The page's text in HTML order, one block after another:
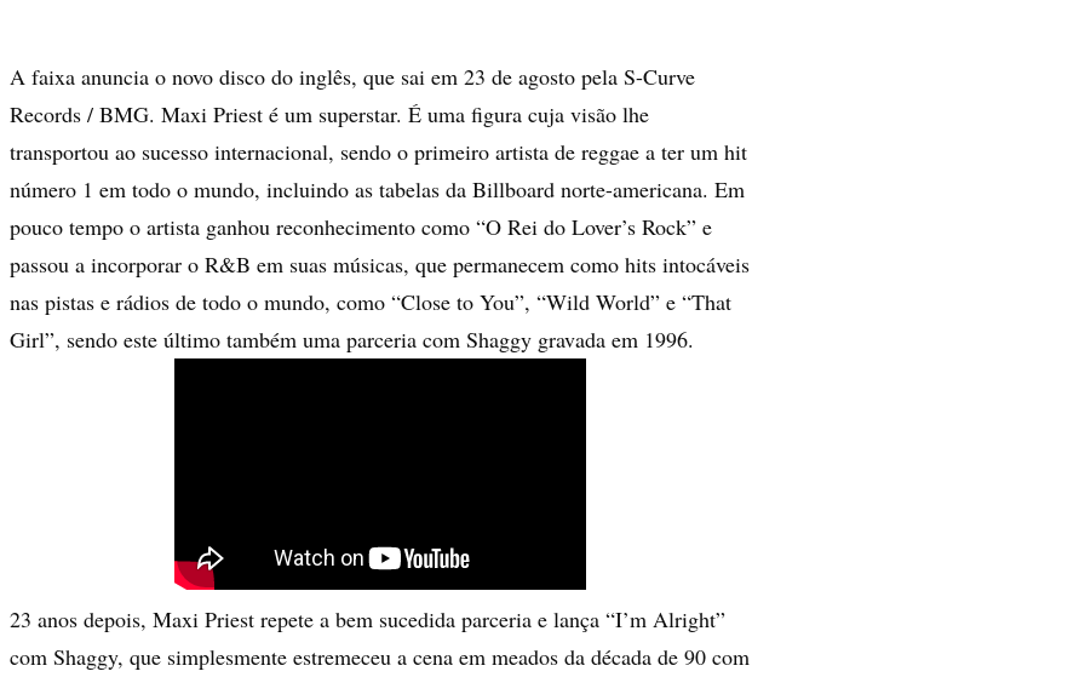
A faixa anuncia o novo disco do inglês, que sai em 23 de agosto pela S-Curve
Records / BMG. Maxi Priest é um superstar. É uma figura cuja visão lhe
transportou ao sucesso internacional, sendo o primeiro artista de reggae a ter um hit
número 1 em todo o mundo, incluindo as tabelas da Billboard norte-americana. Em
pouco tempo o artista ganhou reconhecimento como “O Rei do Lover’s Rock” e
passou a incorporar o R&B em suas músicas, que permanecem como hits intocáveis
nas pistas e rádios de todo o mundo, como “Close to You”, “Wild World” e “That
Girl”, sendo este último também uma parceria com Shaggy gravada em 1996.
23 anos depois, Maxi Priest repete a bem sucedida parceria e lança “I’m Alright”
com Shaggy, que simplesmente estremeceu a cena em meados da década de 90 com